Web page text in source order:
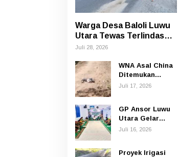
Warga Desa Baloli Luwu
Utara Tewas Terlindas
Bus Borlindo
Juli 28, 2026
WNA Asal China
Ditemukan
Tewas di Jalan
Polisi Amankan
Terduga Pelaku
Juli 17, 2026
GP Ansor Luwu
Utara Gelar
Yasin dan Tahlil
Korban Banjir
Juli 16, 2026
Proyek Irigasi